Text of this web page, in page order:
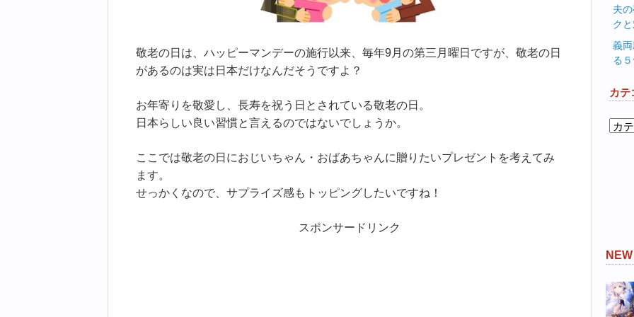
敬老の日は、ハッピーマンデーの施行以来、毎年9月の第三月曜日ですが、敬老の日
があるのは実は日本だけなんだそうですよ？
お年寄りを敬愛し、長寿を祝う日とされている敬老の日。
日本らしい良い習慣と言えるのではないでしょうか。
ここでは敬老の日におじいちゃん・おばあちゃんに贈りたいプレゼントを考えてみ
ます。
せっかくなので、サプライズ感もトッピングしたいですね！
スポンサードリンク
夫
ク
義
る
カテ
カ